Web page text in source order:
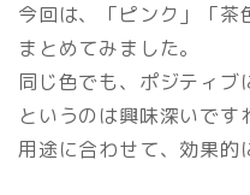
今回は、「ピンク」「茶
まとめてみました。
同じ色でも、ポジティブ
というのは興味深いです
用途に合わせて、効果的